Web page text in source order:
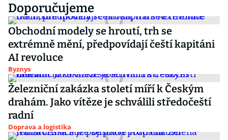
Doporučujeme
Obchodní modely se hroutí, trh se
extrémně mění, předpovídají čeští kapitáni
AI revoluce
Byznys
Železniční zakázka století míří k Českým
drahám. Jako vítěze je schválili středočeští
radní
Doprava a logistika